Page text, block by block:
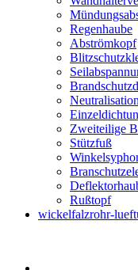
Regenhaube
Abströmkopf
Zweiteilige
Stützfuß
Rußtopf
wickelfalzrohr-